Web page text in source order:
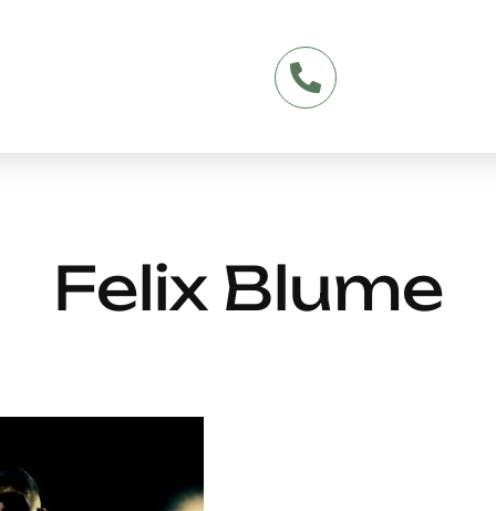
Felix Blume